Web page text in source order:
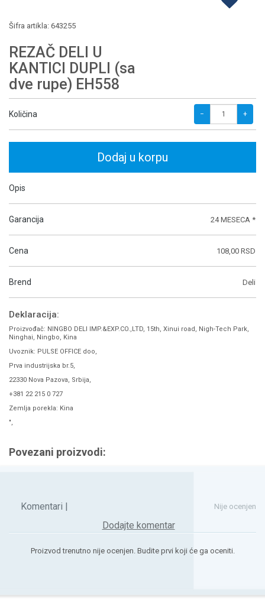
Šifra artikla: 643255
REZAČ DELI U
KANTICI DUPLI (sa
dve rupe) EH558
Količina − +
Dodaj u korpu
Opis
Garancija 24 MESECA *
Cena 108,00 RSD
Brend Deli
Deklaracija:
Proizvođač: NINGBO DELI IMP.&EXP.CO.,LTD, 15th, Xinui road, Nigh-Tech Park,
Ninghai, Ningbo, Kina
Uvoznik: PULSE OFFICE doo,
Prva industrijska br.5,
22330 Nova Pazova, Srbija,
+381 22 215 0 727
Zemlja porekla: Kina
",
Povezani proizvodi:
Nije ocenjen
Komentari |
Dodajte komentar
Proizvod trenutno nije ocenjen. Budite prvi koji će ga oceniti.